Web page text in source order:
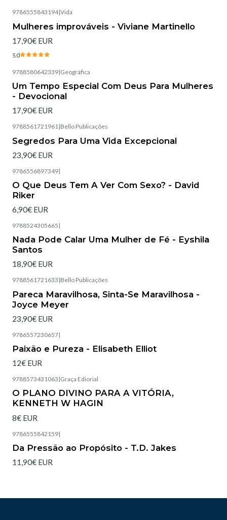
9786555843194|Vida
Mulheres improváveis - Viviane Martinello
17,90€ EUR
5.0
9788580642339|Geográfica
Um Tempo Especial Com Deus Para Mulheres
- Devocional
17,90€ EUR
9788561721961|Bello Publicações
Segredos Para Uma Vida Excepcional
23,90€ EUR
9786556897349|
O Que Deus Tem A Ver Com Sexo? - David
Riker
6,90€ EUR
9788524305665 |
Nada Pode Calar Uma Mulher de Fé - Eyshila
Santos
18,90€ EUR
9788561721633 |Bello Publicações
Pareca Maravilhosa, Sinta-Se Maravilhosa -
Joyce Meyer
23,90€ EUR
9786557230657|
Paixão e Pureza - Elisabeth Elliot
12€ EUR
9788573431063 |Graça Ediorial
O PLANO DIVINO PARA A VITÓRIA,
KENNETH W HAGIN
8€ EUR
9786555842159|
Da Pressão ao Propósito - T.D. Jakes
11,90€ EUR